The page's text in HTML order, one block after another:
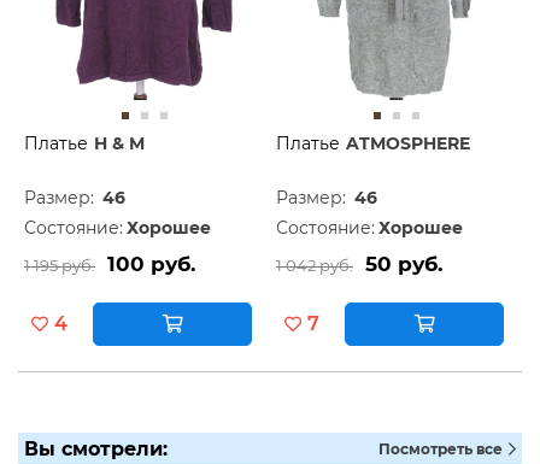
Платье H & M
Размер: 46
Состояние: Хорошее
1 195 руб. 100 руб.
4
Платье ATMOSPHERE
Размер: 46
Состояние: Хорошее
1 042 руб. 50 руб.
7
Вы смотрели: Посмотреть все